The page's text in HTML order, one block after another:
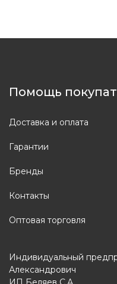
Помощь
Доставка и оплата
Гарантии
Бренды
Контакты
Оптовая торговля
Индивидуальный
Александрович